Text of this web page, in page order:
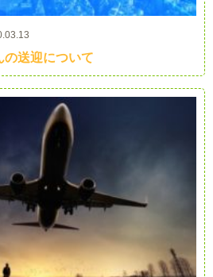
の送迎について